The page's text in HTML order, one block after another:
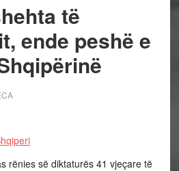
të
ende peshë e
rënies së diktaturës 41 vjeçare të